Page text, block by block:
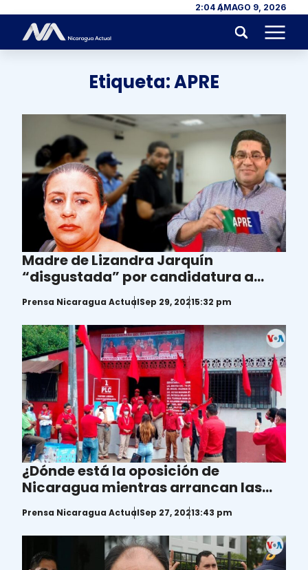
Skip to content 2:04 AMAGO 9, 2026
Menu
Etiqueta:APRE
Madre de Lizandra Jarquín
“disgustada” por candidatura a
diputado del asesino de su hija
Prensa Nicaragua ActualSep 29, 20215:32 pm
¿Dónde está la oposición de
Nicaragua mientras arrancan las
campañas electorales?
Prensa Nicaragua ActualSep 27, 20213:43 pm